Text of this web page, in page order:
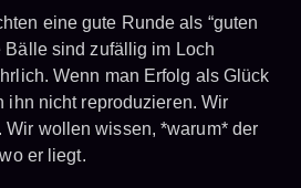
eine gute Runde als “guten
Bälle sind zufällig im Loch
Wenn man Erfolg als Glück
ihn nicht reproduzieren. Wir
Wir wollen wissen, *warum* der
er liegt.